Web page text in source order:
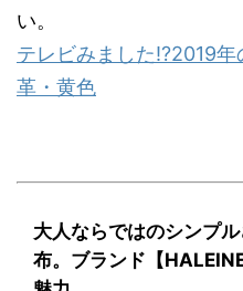
い。
テレビみました!?2019
革・黄色
大人ならではのシンプ
布。ブランド【